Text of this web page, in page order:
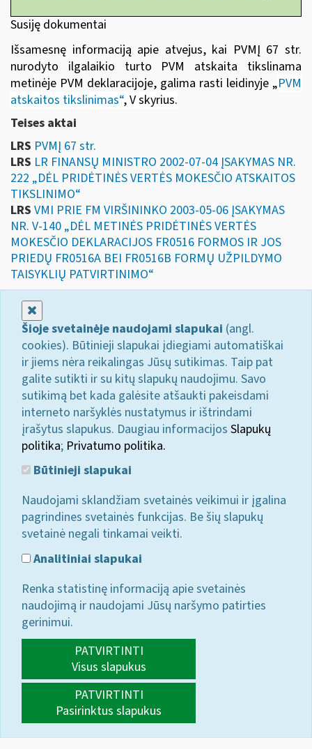
Susiję dokumentai
Išsamesnę informaciją apie atvejus, kai PVMĮ 67 str.
nurodyto ilgalaikio turto PVM atskaita tikslinama
metinėje PVM deklaracijoje, galima rasti leidinyje „PVM
atskaitos tikslinimas“, V skyrius.
Teises aktai
LRS PVMĮ 67 str.
LRS LR FINANSŲ MINISTRO 2002-07-04 ĮSAKYMAS NR.
222 „DĖL PRIDĖTINĖS VERTĖS MOKESČIO ATSKAITOS
TIKSLINIMO“
LRS VMI PRIE FM VIRŠININKO 2003-05-06 ĮSAKYMAS
NR. V-140 „DĖL METINĖS PRIDĖTINĖS VERTĖS
MOKESČIO DEKLARACIJOS FR0516 FORMOS IR JOS
PRIEDŲ FR0516A BEI FR0516B FORMŲ UŽPILDYMO
TAISYKLIŲ PATVIRTINIMO“
Šioje svetainėje naudojami slapukai (angl.
cookies). Būtinieji slapukai įdiegiami automatiškai
ir jiems nėra reikalingas Jūsų sutikimas. Taip pat
galite sutikti ir su kitų slapukų naudojimu. Savo
sutikimą bet kada galėsite atšaukti pakeisdami
interneto naršyklės nustatymus ir ištrindami
įrašytus slapukus. Daugiau informacijos Slapukų
politika; Privatumo politika.
Būtinieji slapukai
Naudojami sklandžiam svetainės veikimui ir įgalina
pagrindines svetainės funkcijas. Be šių slapukų
svetainė negali tinkamai veikti.
Analitiniai slapukai
Renka statistinę informaciją apie svetainės
naudojimą ir naudojami Jūsų naršymo patirties
gerinimui.
PATVIRTINTI
Visus slapukus
PATVIRTINTI
Pasirinktus slapukus